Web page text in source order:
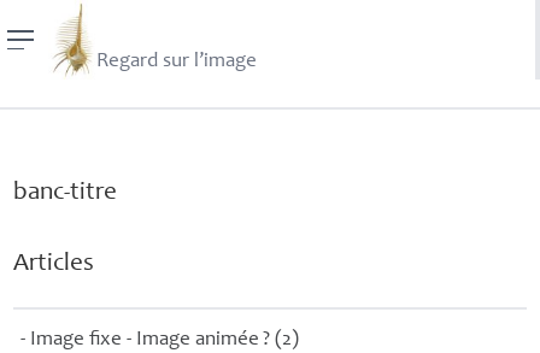
Regard sur l’image
banc-titre
Articles
- Image fixe - Image animée ? (2)